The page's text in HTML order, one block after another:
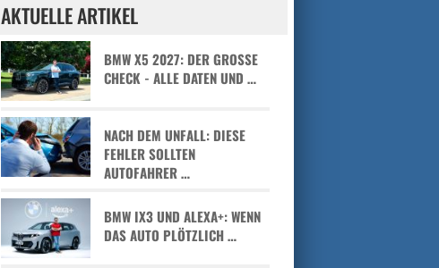
AKTUELLE ARTIKEL
BMW X5 2027: DER GROSSE C
HECK - ALLE DATEN UND …
NACH DEM UNFALL: DIESE
FEHLER SOLLTEN
AUTOFAHRER …
BMW IX3 UND ALEXA+: WENN
DAS AUTO PLÖTZLICH …